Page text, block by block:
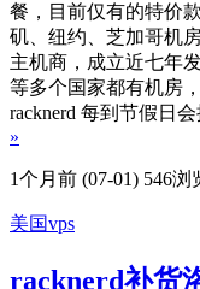
餐，目前仅有的特价
矶、纽约、芝加哥机
主机商，成立近七年
等多个国家都有机房
racknerd 每到节假日
»
1个月前 (07-01) 546浏
美国vps
racknerd补货